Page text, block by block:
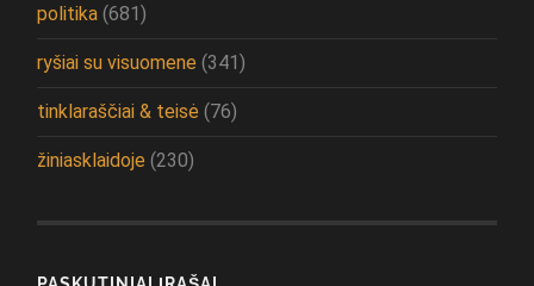
politika (681)
ryšiai su visuomene (341)
tinklaraščiai & teisė (76)
žiniasklaidoje (230)